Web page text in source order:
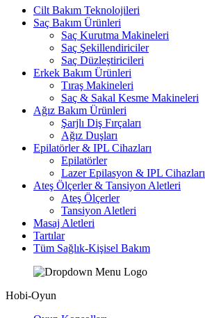
Cilt Bakım Teknolojileri
Saç Bakım Ürünleri
Saç Kurutma Makineleri
Saç Şekillendiriciler
Saç Düzleştiricileri
Erkek Bakım Ürünleri
Tıraş Makineleri
Saç & Sakal Kesme Makineleri
Ağız Bakım Ürünleri
Şarjlı Diş Fırçaları
Ağız Duşları
Epilatörler & IPL Cihazları
Epilatörler
Lazer Epilasyon & IPL Cihazları
Ateş Ölçerler & Tansiyon Aletleri
Ateş Ölçerler
Tansiyon Aletleri
Masaj Aletleri
Tartılar
Tüm Sağlık-Kişisel Bakım
Hobi-Oyun